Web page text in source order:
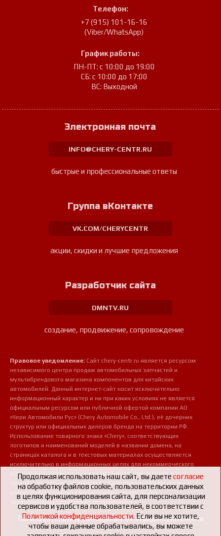
Телефон:
+7 (915) 101-16-16
(Viber/WhatsApp)
График работы:
ПН-ПТ: с 10:00 до 19:00
СБ: с 10:00 до 17:00
ВС: Выходной
Электронная почта
INFO@CHERY-CENTR.RU
быстрые и профессиональные ответы
Группа вКонтакте
VK.COM/CHERYCENTR
акции, скидки и лучшие предложения
Разработчик сайта
DMNTV.RU
создание, продвижение, сопровождение
Правовое уведомление: Сайт chery-centr.ru является ресурсом
независимого центра продаж автомобильных запчастей и
мультибрендового магазина компонентов для китайских
автомобилей. Данный интернет-сайт носит исключительно
информационный характер и ни при каких условиях не является
официальным ресурсом или публичной офертой компании АО
«Чери Автомобили Рус» (Chery Automobile Co., Ltd.), её дочерних
структур или официальных дилеров бренда на территории РФ.
Использование товарного знака «Chery», соответствующих
логотипов и наименований моделей в названии домена, на
страницах каталога и в текстовых материалах осуществляется
исключительно в информационных целях для некоммерческого
обозначения профиля деятельности магазина, а также для
точной идентификации совместимости предлагаемых деталей,
узлов и сопутствующих аксессуаров с конкретными
транспортными средствами потребителей.
Пользовательское соглашение о конфиденциальности
Продолжая использовать наш сайт, вы даетесогласие
на обработку файлов cookie, пользовательских данных
в целях функционирования сайта, для персонализации
сервисов и удобства пользователей, в соответствии с
Политикой конфиденциальности. Если вы не хотите,
чтобы ваши данные обрабатывались, вы можете